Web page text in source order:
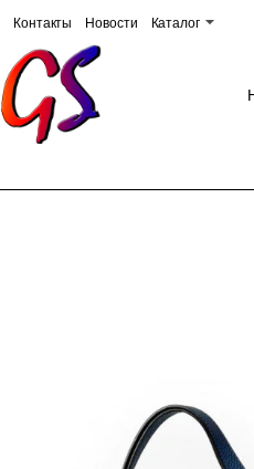
Контакты Новости Каталог